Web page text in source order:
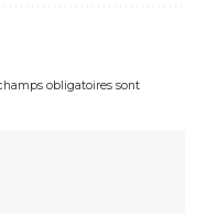
obligatoires sont